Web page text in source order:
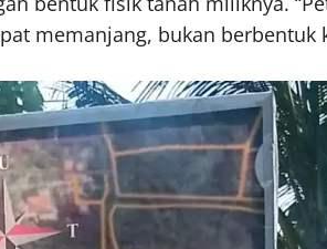
memanjang, bukan berbentuk